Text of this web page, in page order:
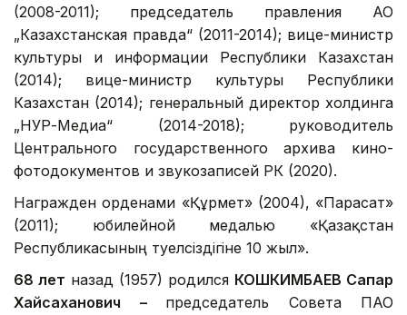
(2008-2011); председатель правления АО
„Казахстанская правда“ (2011-2014); вице-министр
культуры и информации Республики Казахстан
(2014); вице-министр культуры Республики
Казахстан (2014); генеральный директор холдинга
„НУР-Медиа“ (2014-2018); руководитель
Центрального государственного архива кино-
фотодокументов и звукозаписей РК (2020).
Награжден орденами «Құрмет» (2004), «Парасат»
(2011); юбилейной медалью «Қазақстан
Республикасының тәуелсіздігіне 10 жыл».
68 лет назад (1957) родился КОШКИМБАЕВ Сапар
Хайсаханович – председатель Совета ПАО